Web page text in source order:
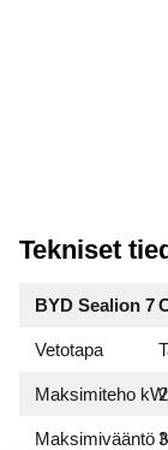
Tekniset
BYD Sealion 7
Vetotapa
Maksimiteho kW
Maksimivääntö